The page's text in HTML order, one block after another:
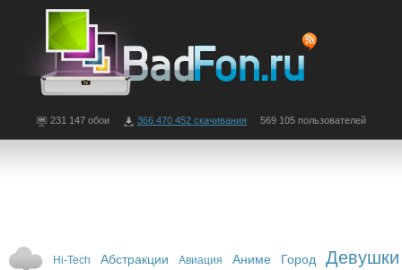
231 147 обои 366 470 452 скачивания 569 105 пользователей
Hi-Tech Абстракции Авиация Аниме Город Девушки